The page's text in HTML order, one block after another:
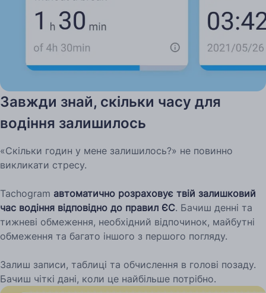
Завжди знай, скільки часу для
водіння залишилось
«Скільки годин у мене залишилось?» не повинно
викликати стресу.
Tachogram автоматично розраховує твій залишковий
час водіння відповідно до правил ЄС. Бачиш денні та
тижневі обмеження, необхідний відпочинок, майбутні
обмеження та багато іншого з першого погляду.
Залиш записи, таблиці та обчислення в голові позаду.
Бачиш чіткі дані, коли це найбільше потрібно.